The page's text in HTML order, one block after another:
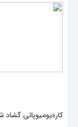
کاردیومیوپاتی